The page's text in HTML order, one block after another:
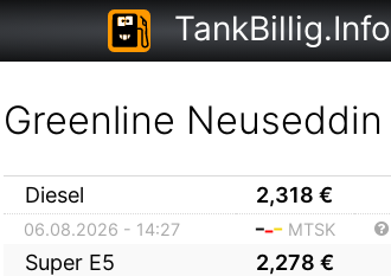
TankBillig.Info
Greenline Neuseddin
Diesel 2,318 €
06.08.2026 - 14:27 MTSK
Super E5 2,278 €